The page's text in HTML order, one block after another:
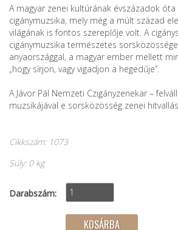
A magyar zenei kultúrának évszázadok
cigánymuzsika, mely még a múlt század
világának is fontos szereplője volt. A
cigánymuzsika természetes
anyaországgal, a magyar ember mellett
„hogy sírjon, vagy vigadjon a hegedűje”.
A Jávor Pál Nemzeti Czigányzenekar –
muzsikájával e sorsközösség zenei
Cikkszám: 1073
Súly: 0 kg
Darabszám: